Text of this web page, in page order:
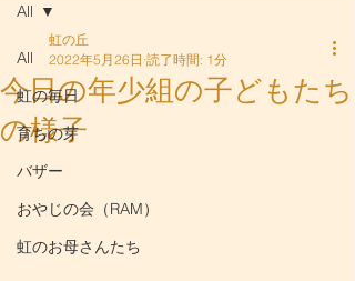
All
虹の毎日
育ちの芽
バザー
おやじの会（RAM）
虹のお母さんたち
All
今日の年少組の子どもたち
の様子
虹の丘
2022年5月26日 読了時間: 1分